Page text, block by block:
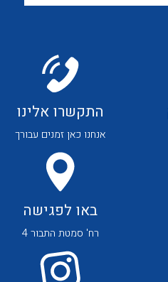
לכל מוצרי היצרן
התקשרו אלינו
אנחנו כאן זמנים עבורך
באו לפגישה
רח' סמטת התבור 4